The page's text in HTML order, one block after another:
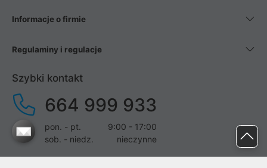
Informacje o firmie
Regulaminy i regulacje
Szybki kontakt
664 999 933
pon. - pt.
9:00 - 17:00
sob. - niedz.
nieczynne